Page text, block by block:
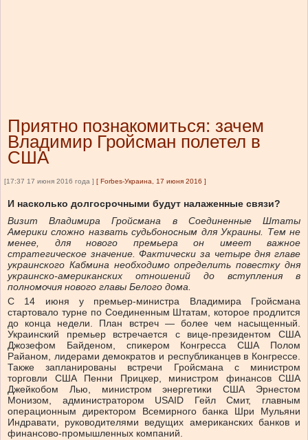
Приятно познакомиться: зачем
Владимир Гройсман полетел в
США
[17:37 17 июня 2016 года ] [ Forbes-Украина, 17 июня 2016 ]
И насколько долгосрочными будут налаженные связи?
Визит Владимира Гройсмана в Соединенные Штаты
Америки сложно назвать судьбоносным для Украины. Тем не
менее, для нового премьера он имеет важное
стратегическое значение. Фактически за четыре дня главе
украинского Кабмина необходимо определить повестку дня
украинско-американских отношений до вступления в
полномочия нового главы Белого дома.
С 14 июня у премьер-министра Владимира Гройсмана
стартовало турне по Соединенным Штатам, которое продлится
до конца недели. План встреч — более чем насыщенный.
Украинский премьер встречается с вице-президентом США
Джозефом Байденом, спикером Конгресса США Полом
Райаном, лидерами демократов и республиканцев в Конгрессе.
Также запланированы встречи Гройсмана с министром
торговли США Пенни Прицкер, министром финансов США
Джейкобом Лью, министром энергетики США Эрнестом
Монизом, администратором USAID Гейл Смит, главным
операционным директором Всемирного банка Шри Мульяни
Индравати, руководителями ведущих американских банков и
финансово-промышленных компаний.